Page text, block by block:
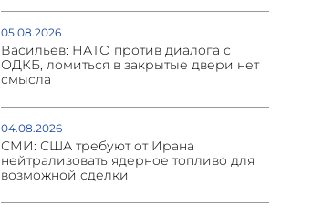
05.08.2026
Васильев: НАТО против диалога с
ОДКБ, ломиться в закрытые двери нет
смысла
04.08.2026
СМИ: США требуют от Ирана
нейтрализовать ядерное топливо для
возможной сделки